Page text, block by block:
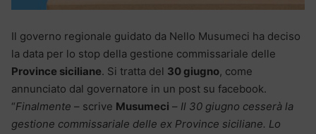
Il governo regionale guidato da Nello Musumeci ha deciso
la data per lo stop della gestione commissariale delle
Province siciliane. Si tratta del 30 giugno, come
annunciato dal governatore in un post su facebook.
“Finalmente – scrive Musumeci – Il 30 giugno cesserà la
gestione commissariale delle ex Province siciliane. Lo